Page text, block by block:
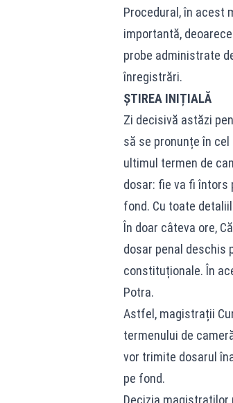
Procedural, în acest
importantă,
probe administrate
înregistrări.
ȘTIREA INIȚIALĂ
Zi decisivă astăzi
să se pronunțe în
ultimul termen de
dosar: fie va fi întors
fond. Cu toate
În doar câteva ore,
dosar penal deschis
constituționale. În
Potra.
Astfel, magistrații
termenului de
vor trimite dosarul
pe fond.
Decizia